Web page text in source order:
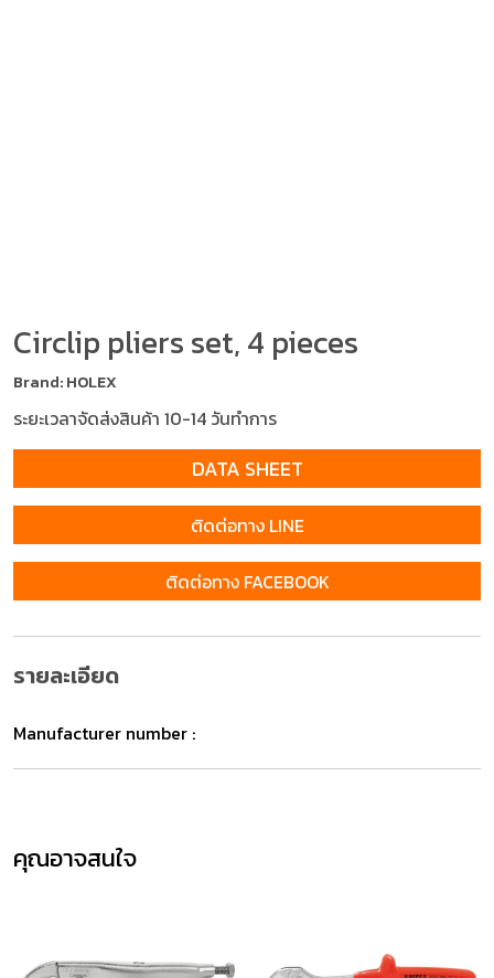
Circlip pliers set, 4 pieces
Brand: HOLEX
ระยะเวลาจัดส่งสินค้า 10-14 วันทำการ
DATA SHEET
ติดต่อทาง LINE
ติดต่อทาง FACEBOOK
รายละเอียด
Manufacturer number :
คุณอาจสนใจ